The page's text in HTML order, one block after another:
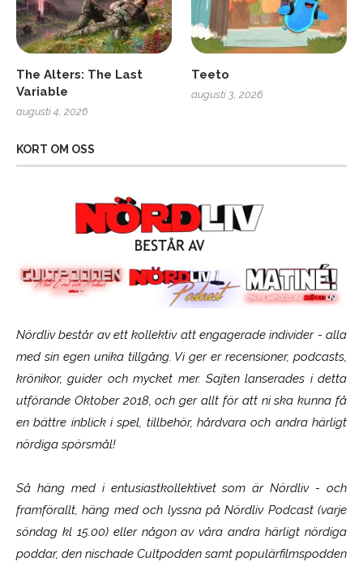
The Alters: The Last
Variable
augusti 4, 2026
Teeto
augusti 3, 2026
KORT OM OSS
Nördliv består av ett kollektiv att engagerade individer - alla
med sin egen unika tillgång. Vi ger er recensioner, podcasts,
krönikor, guider och mycket mer. Sajten lanserades i detta
utförande Oktober 2018, och ger allt för att ni ska kunna få
en bättre inblick i spel, tillbehör, hårdvara och andra härligt
nördiga spörsmål!
Så häng med i entusiastkollektivet som ärNördliv- och
framförallt, häng med och lyssna på Nördliv Podcast (varje
söndag kl 15.00) eller någon av våra andra härligt nördiga
poddar, den nischade Cultpodden samt populärfilmspodden